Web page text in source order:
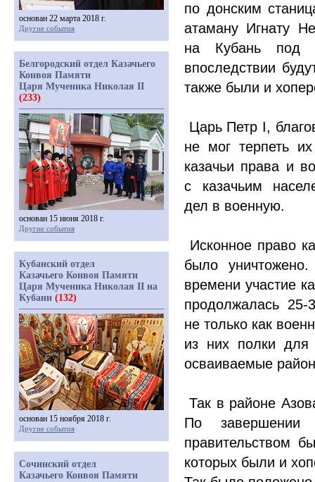
по донским
атаману Игнату
на Кубань под
впоследствии
также были и
Царь Петр I,
не мог терпеть
казачьи права и
с казачьим
дел в военную.
Исконное право
было
времени участие
продолжалась 25-
не только как
из них полки для
осваиваемые
Так в районе
По завершении
правительством
которых были и
основан 22 марта 2018 г.
Другие события
Белгородский отдел Казачьего
Конвоя Памяти
Царя Мученика Николая II
(233)
основан 15 июня 2018 г.
Другие события
Кубанский отдел
Казачьего Конвоя Памяти
Царя Мученика Николая II на
Кубани (132)
основан 15 ноября 2018 г.
Другие события
Сочинский отдел
Казачьего Конвоя Памяти